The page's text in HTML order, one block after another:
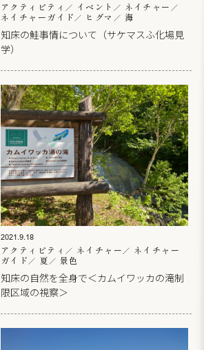
アクティビティ イベント
ネイチャー
ネイチャーガイド
ヒグマ 海
知床の鮭事情について（サケマスふ化場見
学）
2021.9.18
アクティビティ ネイチャー
ネイチャー
ガイド
夏 景色
知床の自然を全身で＜カムイワッカの滝制
限区域の視察＞